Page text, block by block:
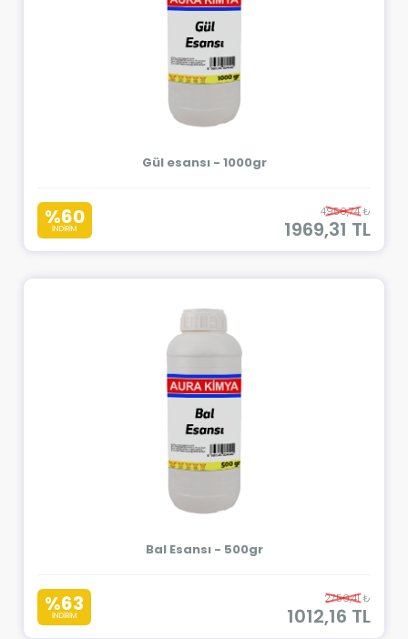
Gül esansı - 1000gr
%60
İNDİRİM
4950,74 ₺
1969,31 TL
Bal Esansı - 500gr
%63
İNDİRİM
2750,41 ₺
1012,16 TL